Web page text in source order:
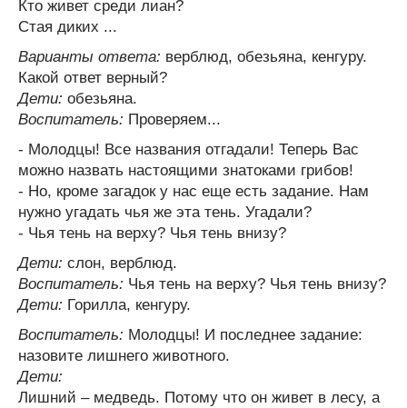
Кто живет среди лиан?
Стая диких ...
Варианты ответа: верблюд, обезьяна, кенгуру.
Какой ответ верный?
Дети: обезьяна.
Воспитатель: Проверяем...
- Молодцы! Все названия отгадали! Теперь Вас
можно назвать настоящими знатоками грибов!
- Но, кроме загадок у нас еще есть задание. Нам
нужно угадать чья же эта тень. Угадали?
- Чья тень на верху? Чья тень внизу?
Дети: cлон, верблюд.
Воспитатель: Чья тень на верху? Чья тень внизу?
Дети: Горилла, кенгуру.
Воспитатель: Молодцы! И последнее задание:
назовите лишнего животного.
Дети:
Лишний – медведь. Потому что он живет в лесу, а